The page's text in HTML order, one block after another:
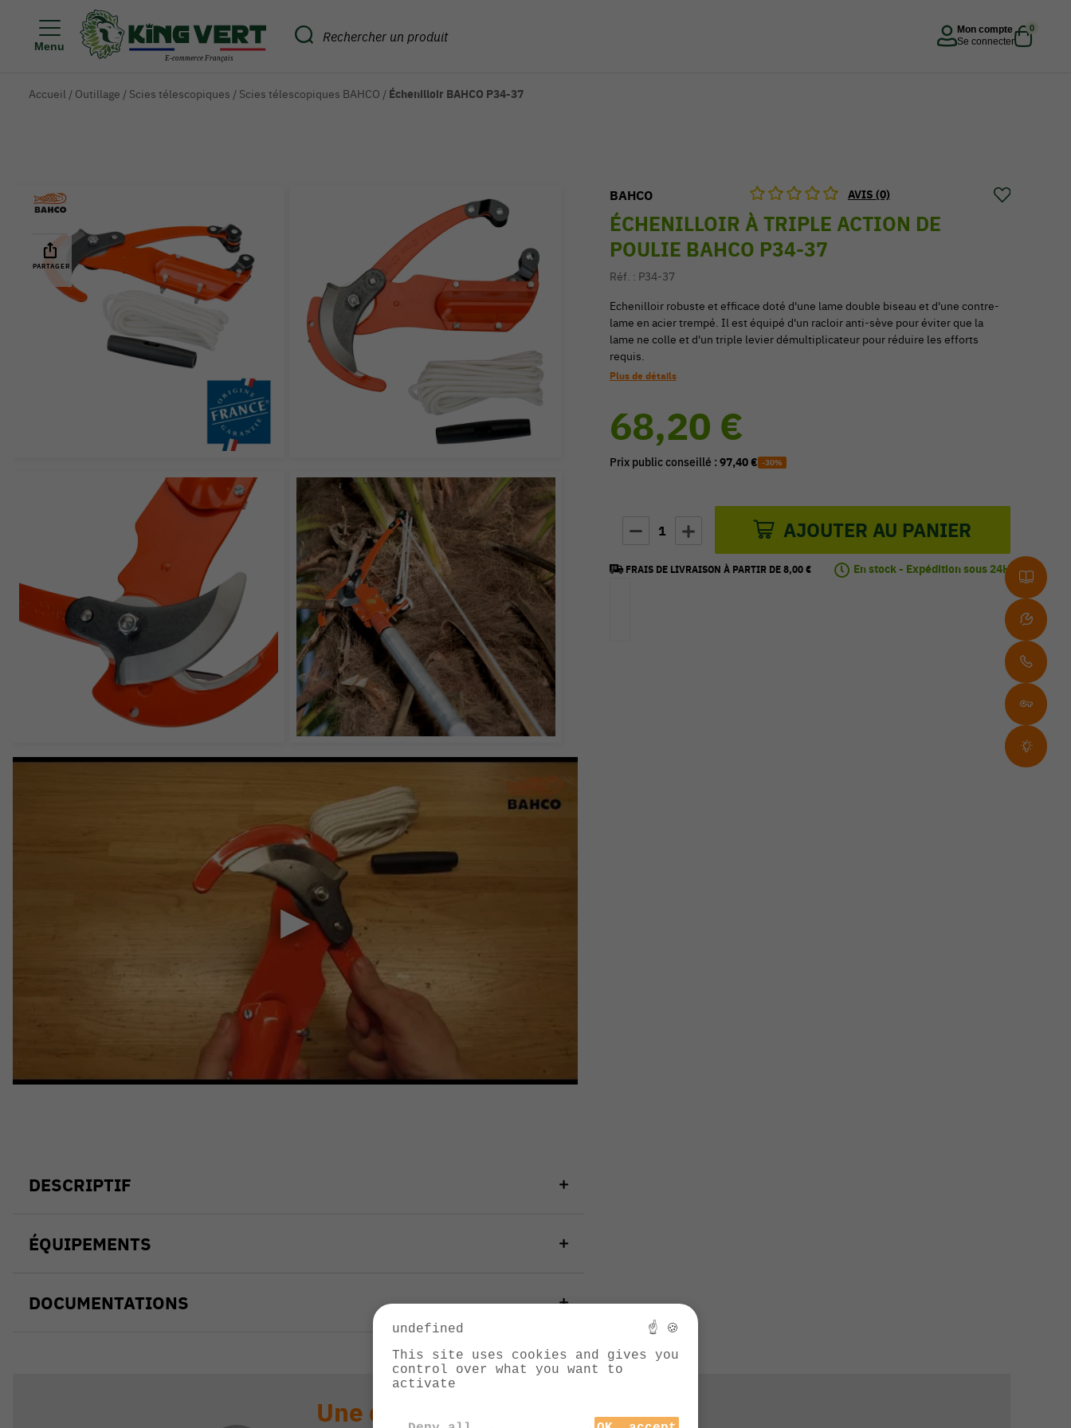
Menu
Mon compte
Se connecter
0
Accueil / Outillage / Scies télescopiques / Scies télescopiques BAHCO / Échenilloir BAHCO P34-37
PARTAGER
DESCRIPTIF
ÉQUIPEMENTS
DOCUMENTATIONS
BAHCO AVIS (0)
ÉCHENILLOIR À TRIPLE ACTION DE
POULIE BAHCO P34-37
Réf. : P34-37
Echenilloir robuste et efficace doté d'une lame double biseau et d'une contre-
lame en acier trempé. Il est équipé d'un racloir anti-sève pour éviter que la
lame ne colle et d'un triple levier démultiplicateur pour réduire les efforts
requis.
Plus de détails
68,20 €
Prix public conseillé : 97,40 € -30%
1 AJOUTER AU PANIER
FRAIS DE LIVRAISON À PARTIR DE 8,00 € En stock - Expédition sous 24H
Une question technique
undefined
☝ 🍪
This site uses cookies and gives you
control over what you want to
activate